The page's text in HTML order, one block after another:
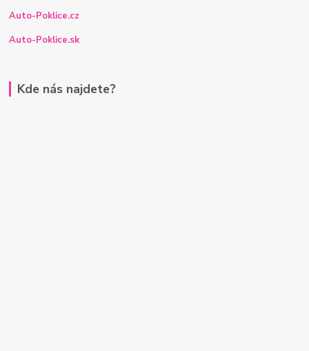
Auto-Poklice.cz
Auto-Poklice.sk
Kde nás najdete?